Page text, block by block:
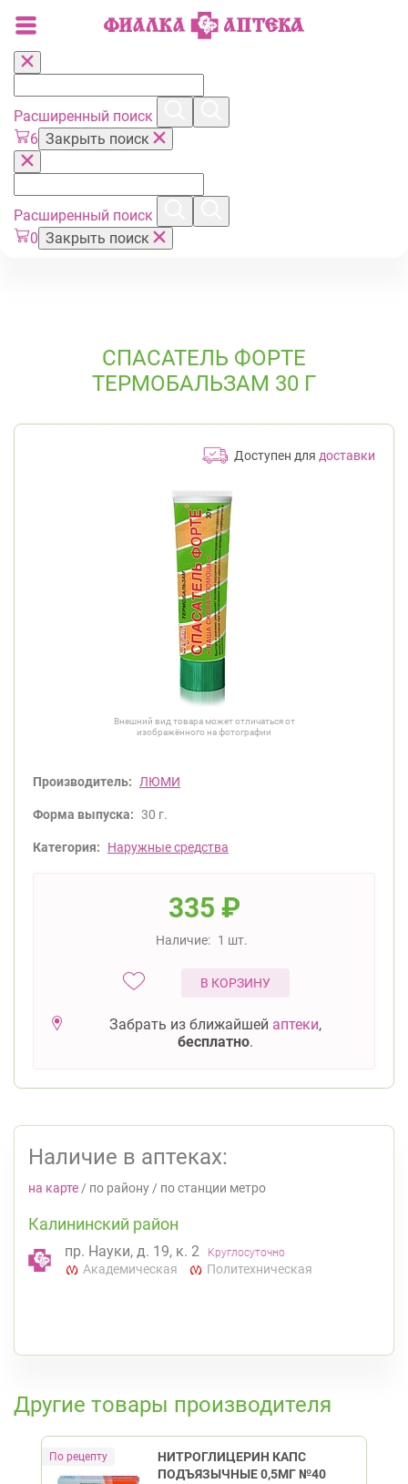
Расширенный поиск
6 Закрыть поиск
Расширенный поиск
0 Закрыть поиск
СПАСАТЕЛЬ ФОРТЕ
ТЕРМОБАЛЬЗАМ 30 Г
Доступен для доставки
Внешний вид товара может отличаться от
изображённого на фотографии
Производитель: ЛЮМИ
Форма выпуска: 30 г.
Категория: Наружные средства
335 ₽
Наличие: 1 шт.
В КОРЗИНУ
Забрать из ближайшей аптеки,
бесплатно.
Наличие в аптеках:
на карте / по району / по станции метро
Калининский район
пр. Науки, д. 19, к. 2 Круглосуточно
Академическая Политехническая
Другие товары производителя
НИТРОГЛИЦЕРИН КАПС
ПОДЪЯЗЫЧНЫЕ 0,5МГ №40